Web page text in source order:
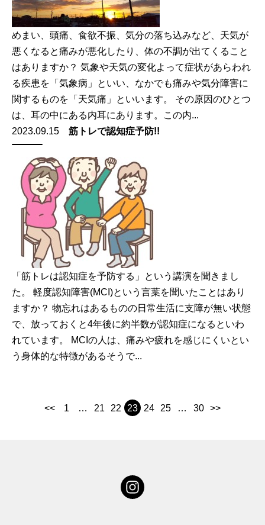
めまい、頭痛、食欲不振、気分の落ち込みなど、天気が
悪くなると痛みが悪化したり、体の不調が出てくること
はありますか？ 気象や天気の変化よって症状があらわれ
る疾患を「気象病」といい、なかでも痛みや気分障害に
関するものを「天気痛」といいます。 その原因のひとつ
は、耳の中にある内耳にあります。この内...
2023.09.15
筋トレで認知症予防!!
「筋トレは認知症を予防する」という講演を聞きまし
た。 軽度認知障害(MCI)という言葉を聞いたことはあり
ますか？ 物忘れはあるものの日常生活に支障が無い状態
で、放っておくと4年後に約半数が認知症になるといわ
れています。 MCIの人は、痛みや疲れを感じにくいとい
う身体的な特徴があるそうで...
<< 1 … 21 22 23 24 25 … 30 >>